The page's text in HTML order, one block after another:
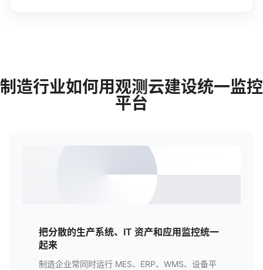
制造行业如何用观测云建设统一监控
平台
把分散的生产系统、IT 资产和应用监控统一
起来
制造企业常同时运行 MES、ERP、WMS、设备平